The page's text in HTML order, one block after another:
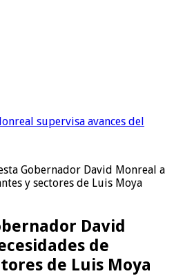
supervisa avances del
Gobernador David Monreal a
y sectores de Luis Moya
David
de
de Luis Moya